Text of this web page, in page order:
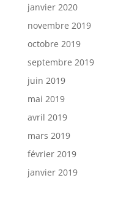
janvier 2020
novembre 2019
octobre 2019
septembre 2019
juin 2019
mai 2019
avril 2019
mars 2019
février 2019
janvier 2019